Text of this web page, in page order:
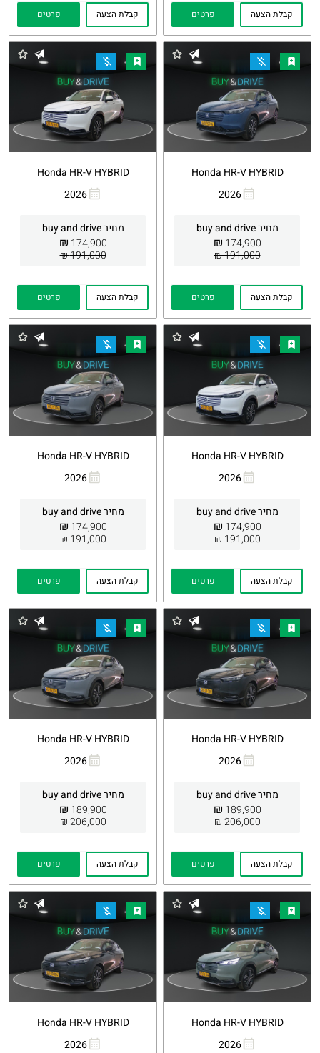
קבלת הצעה פרטים קבלת הצעה פרטים
Honda HR-V HYBRID
2026
מחיר buy and drive
174,900
₪
191,000 ₪
Whatsapp
קבלת הצעה פרטים
Honda HR-V HYBRID
2026
מחיר buy and drive
174,900
₪
191,000 ₪
Whatsapp
קבלת הצעה פרטים
Honda HR-V HYBRID
2026
מחיר buy and drive
174,900
₪
191,000 ₪
Whatsapp
קבלת הצעה פרטים
Honda HR-V HYBRID
2026
מחיר buy and drive
174,900
₪
191,000 ₪
Whatsapp
קבלת הצעה פרטים
Honda HR-V HYBRID
2026
מחיר buy and drive
189,900
₪
206,000 ₪
Whatsapp
קבלת הצעה פרטים
Honda HR-V HYBRID
2026
מחיר buy and drive
189,900
₪
206,000 ₪
Whatsapp
קבלת הצעה פרטים
Honda HR-V HYBRID
2026
Honda HR-V HYBRID
2026